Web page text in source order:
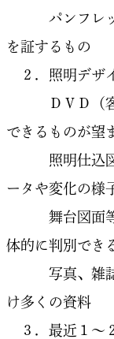
パンフレット
を証するもの
２．照明デザ
ＤＶＤ（客席
できるものが望
照明仕込図、
ータや変化の様
舞台図面等（
体的に判別でき
写真、雑誌・
け多くの資料
３．最近１〜